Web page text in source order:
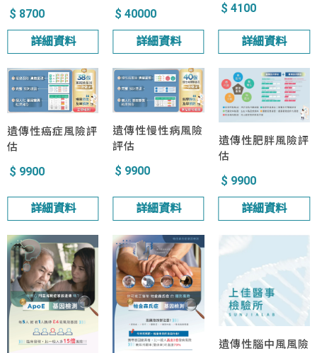
$ 8700
詳細資料
$ 40000
詳細資料
$ 4100
詳細資料
遺傳性癌症風險評
估
$ 9900
詳細資料
遺傳性慢性病風險
評估
$ 9900
詳細資料
遺傳性肥胖風險評
估
$ 9900
詳細資料
遺傳性腦中風風險